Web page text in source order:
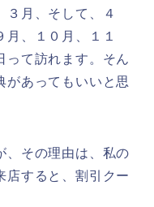
３月、そして、４
、１０月、１１
って訪れます。そん
があってもいいと思
、その理由は、私の
店すると、割引クー